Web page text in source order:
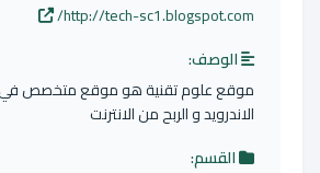
http://tech-sc1.blogspot.com/
الوصف:
موقع علوم تقنية هو موقع متخصص في
الاندرويد و الربح من الانترنت
القسم: